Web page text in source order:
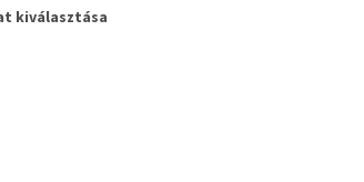
kiválasztása